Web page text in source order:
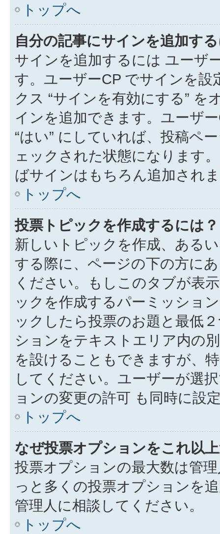
トップへ
自分の記事にサインを追加す
サインを追加するには ユーザ
す。ユーザーCP でサインを
クス “サインを有効にする” を
インを追加できます。ユーザ
“はい” にしていれば、投稿ペ
ェックされた状態になります
ばサインはもちろん追加され
トップへ
投票トピックを作成するには？
新しいトピックを作成、ある
する際に、ページの下の方に
ください。もしこのタブが表
ックを作成するパーミッショ
ックしたら投票のお題と最低
ションをテキストエリア内の
を設けることもできますが、
してください。ユーザーが選
ョンの変更の許可 も同時に設
トップへ
なぜ投票オプションをこれ以
投票オプションの最大数は管
っと多くの投票オプションを
管理人に相談してください。
トップへ